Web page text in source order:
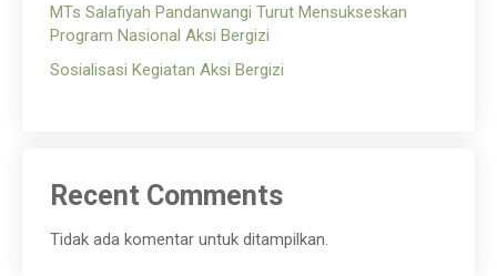
MTs Salafiyah Pandanwangi Turut Mensukseskan
Program Nasional Aksi Bergizi
Sosialisasi Kegiatan Aksi Bergizi
Recent Comments
Tidak ada komentar untuk ditampilkan.